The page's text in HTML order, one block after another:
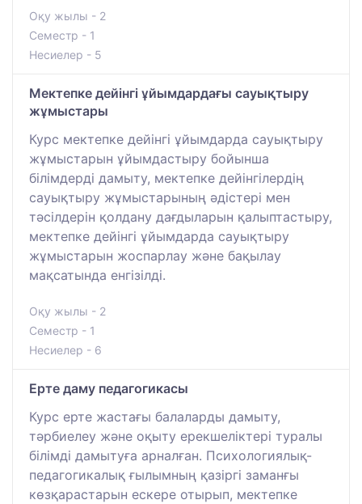
Оқу жылы - 2
Семестр - 1
Несиелер - 5
Мектепке дейінгі ұйымдардағы сауықтыру
жұмыстары
Курс мектепке дейінгі ұйымдарда сауықтыру
жұмыстарын ұйымдастыру бойынша
білімдерді дамыту, мектепке дейінгілердің
сауықтыру жұмыстарының әдістері мен
тәсілдерін қолдану дағдыларын қалыптастыру,
мектепке дейінгі ұйымдарда сауықтыру
жұмыстарын жоспарлау және бақылау
мақсатында енгізілді.
Оқу жылы - 2
Семестр - 1
Несиелер - 6
Ерте даму педагогикасы
Курс ерте жастағы балаларды дамыту,
тәрбиелеу және оқыту ерекшеліктері туралы
білімді дамытуға арналған. Психологиялық-
педагогикалық ғылымның қазіргі заманғы
көзқарастарын ескере отырып, мектепке